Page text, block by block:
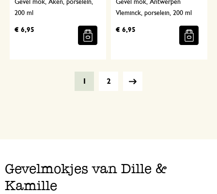
Gevel mok, Aken, porselein,
200 ml
€ 6,95
Gevel mok, Antwerpen
Vleminck, porselein, 200 ml
€ 6,95
2
Gevelmokjes van Dille &
Kamille